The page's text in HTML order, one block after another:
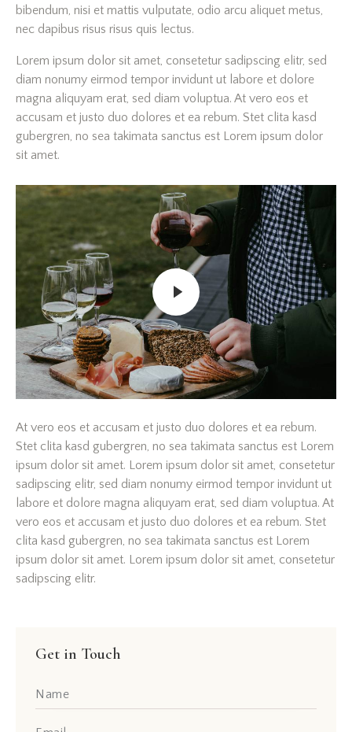
bibendum, nisi et mattis vulputate, odio arcu aliquet metus,
nec dapibus risus risus quis lectus.
Lorem ipsum dolor sit amet, consetetur sadipscing elitr, sed
diam nonumy eirmod tempor invidunt ut labore et dolore
magna aliquyam erat, sed diam voluptua. At vero eos et
accusam et justo duo dolores et ea rebum. Stet clita kasd
gubergren, no sea takimata sanctus est Lorem ipsum dolor
sit amet.
At vero eos et accusam et justo duo dolores et ea rebum.
Stet clita kasd gubergren, no sea takimata sanctus est Lorem
ipsum dolor sit amet. Lorem ipsum dolor sit amet, consetetur
sadipscing elitr, sed diam nonumy eirmod tempor invidunt ut
labore et dolore magna aliquyam erat, sed diam voluptua. At
vero eos et accusam et justo duo dolores et ea rebum. Stet
clita kasd gubergren, no sea takimata sanctus est Lorem
ipsum dolor sit amet. Lorem ipsum dolor sit amet, consetetur
sadipscing elitr.
Get in Touch